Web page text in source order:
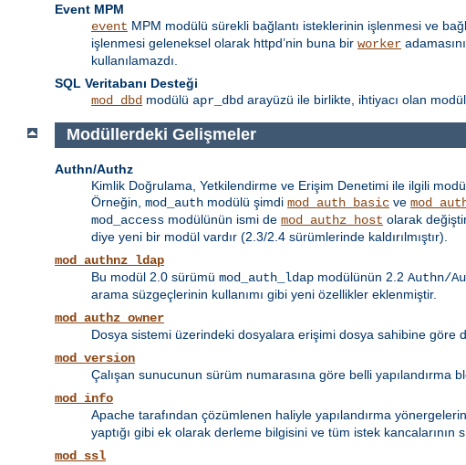
Event MPM
event MPM modülü sürekli bağlantı isteklerinin işlenmesi ve
işlenmesi geleneksel olarak httpd’nin buna bir worker
kullanılamazdı.
SQL Veritabanı Desteği
mod_dbd modülü apr_dbd arayüzü ile birlikte, ihtiyacı olan
Modüllerdeki Gelişmeler
Authn/Authz
Kimlik Doğrulama, Yetkilendirme ve Erişim Denetimi ile ilgili
Örneğin, mod_auth modülü şimdi mod_auth_basic ve
mod_access modülünün ismi de mod_authz_host olarak
diye yeni bir modül vardır (2.3/2.4 sürümlerinde kaldırılmıştır).
mod_authnz_ldap
Bu modül 2.0 sürümü mod_auth_ldap modülünün 2.2 Authn/
arama süzgeçlerinin kullanımı gibi yeni özellikler eklenmiştir.
mod_authz_owner
Dosya sistemi üzerindeki dosyalara erişimi dosya sahibine göre
mod_version
Çalışan sunucunun sürüm numarasına göre belli yapılandırma
mod_info
Apache tarafından çözümlenen haliyle yapılandırma
yaptığı gibi ek olarak derleme bilgisini ve tüm istek kancalarının
mod_ssl